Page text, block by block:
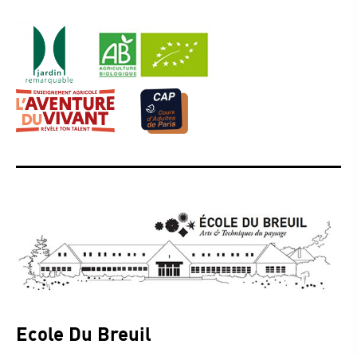
Ecole Du Breuil